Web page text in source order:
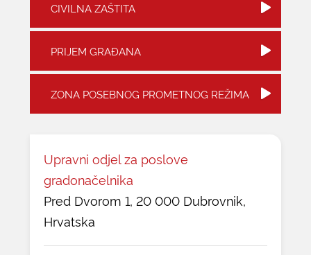
CIVILNA ZAŠTITA
PRIJEM GRAĐANA
ZONA POSEBNOG PROMETNOG REŽIMA
Upravni odjel za poslove
gradonačelnika
Pred Dvorom 1, 20 000 Dubrovnik,
Hrvatska